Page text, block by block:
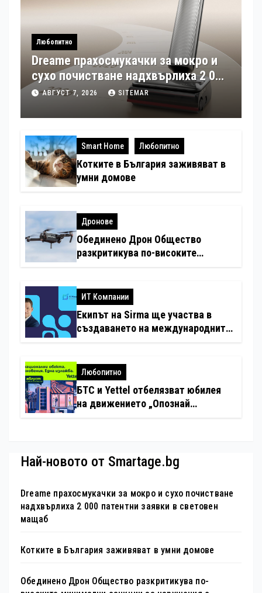
Любопитно
Dreame прахосмукачки за мокро и
сухо почистване надхвърлиха 2 000
патентни заявки в световен мащаб
АВГУСТ 7, 2026 SITEMAR
Smart Home Любопитно
Котките в България заживяват в
умни домове
Дронове
Обединено Дрон Общество
разкритикува по-високите
ИТ Компании
Екипът на Sirma ще участва в
създаването на международните
хотелиерството
Любопитно
БТС и Yettel отбелязват юбилея
на движението „Опознай
Най-новото от Smartage.bg
Dreame прахосмукачки за мокро и сухо почистване
надхвърлиха 2 000 патентни заявки в световен
мащаб
Котките в България заживяват в умни домове
Обединено Дрон Общество разкритикува по-